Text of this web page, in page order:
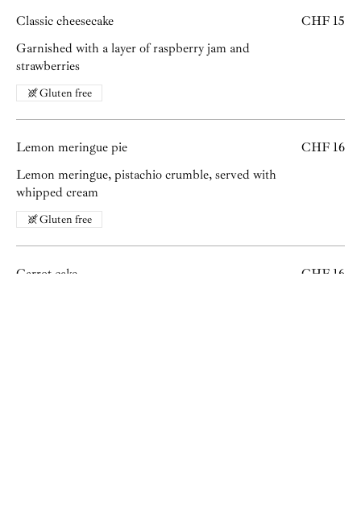
Classic cheesecake
Garnished with a layer of raspberry jam and
strawberries
CHF 15
Gluten free
Lemon meringue pie
Lemon meringue, pistachio crumble, served with
whipped cream
CHF 16
Gluten free
Carrot cake
CHF 16